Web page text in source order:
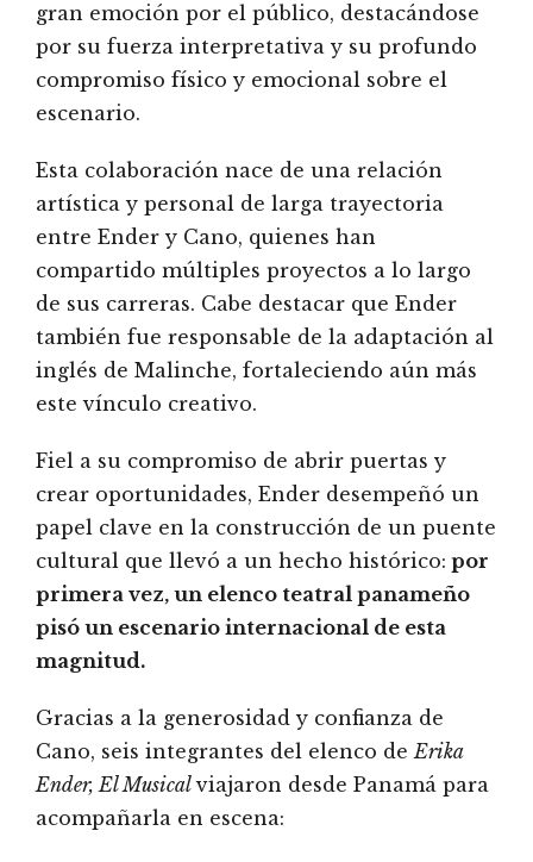
gran emoción por el público, destacándose
por su fuerza interpretativa y su profundo
compromiso físico y emocional sobre el
escenario.
Esta colaboración nace de una relación
artística y personal de larga trayectoria
entre Ender y Cano, quienes han
compartido múltiples proyectos a lo largo
de sus carreras. Cabe destacar que Ender
también fue responsable de la adaptación al
inglés de Malinche, fortaleciendo aún más
este vínculo creativo.
Fiel a su compromiso de abrir puertas y
crear oportunidades, Ender desempeñó un
papel clave en la construcción de un puente
cultural que llevó a un hecho histórico: por
primera vez, un elenco teatral panameño
pisó un escenario internacional de esta
magnitud.
Gracias a la generosidad y confianza de
Cano, seis integrantes del elenco deErika
Ender, El Musicalviajaron desde Panamá para
acompañarla en escena: